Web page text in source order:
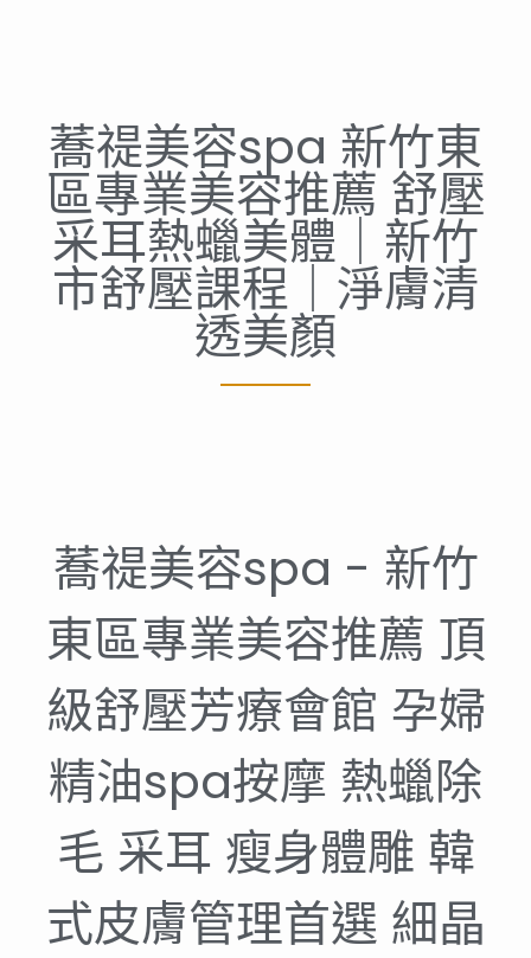
蕎禔美容spa 新竹東
區專業美容推薦 舒壓
采耳熱蠟美體｜新竹
市舒壓課程｜淨膚清
透美顏
蕎禔美容spa - 新竹
東區專業美容推薦 頂
級舒壓芳療會館 孕婦
精油spa按摩 熱蠟除
毛 采耳 瘦身體雕 韓
式皮膚管理首選 細晶